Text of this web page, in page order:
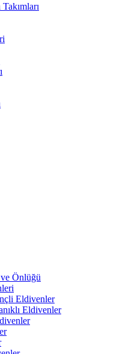
Önlüğü
Eldivenler
Eldivenler